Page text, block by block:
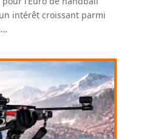
intérêt croissant parmi
…